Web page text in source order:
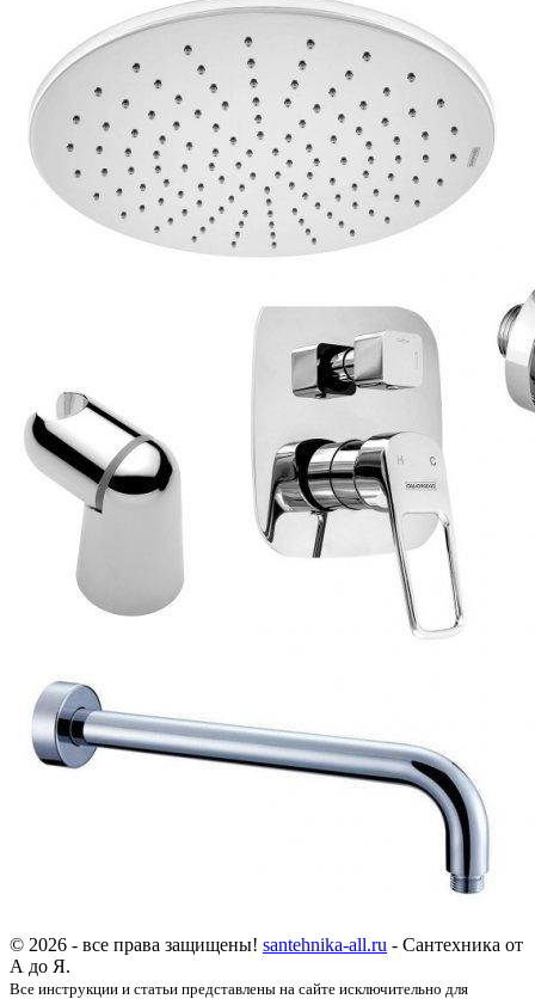
© 2026 - все права защищены! santehnika-all.ru - Сантехника от
А до Я.
Все инструкции и статьи представлены на сайте исключительно для